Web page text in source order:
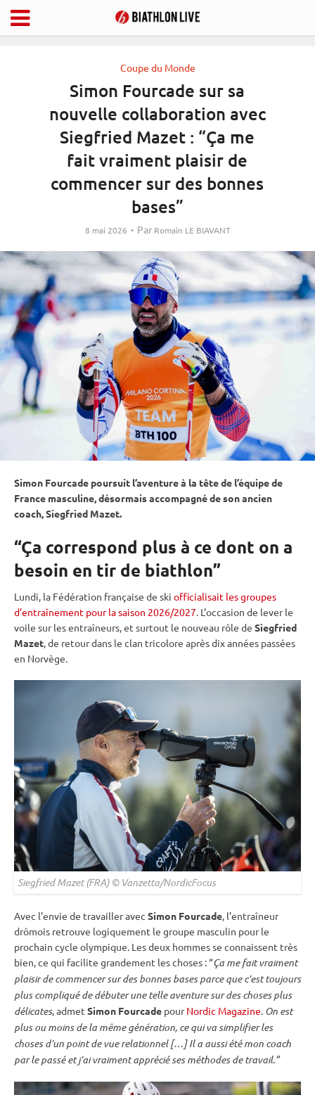
Coupe du Monde
Simon Fourcade sur sa
nouvelle collaboration avec
Siegfried Mazet : “Ça me
fait vraiment plaisir de
commencer sur des bonnes
bases”
8 mai 2026 Par Romain LE BIAVANT
Simon Fourcade poursuit l’aventure à la tête de l’équipe de
France masculine, désormais accompagné de son ancien
coach, Siegfried Mazet.
“Ça correspond plus à ce dont on a
besoin en tir de biathlon”
Lundi, la Fédération française de ski officialisait les groupes
d’entraînement pour la saison 2026/2027. L’occasion de lever le
voile sur les entraîneurs, et surtout le nouveau rôle de Siegfried
Mazet, de retour dans le clan tricolore après dix années passées
en Norvège.
Siegfried Mazet (FRA) © Vanzetta/NordicFocus
Avec l’envie de travailler avec Simon Fourcade, l’entraîneur
drômois retrouve logiquement le groupe masculin pour le
prochain cycle olympique. Les deux hommes se connaissent très
bien, ce qui facilite grandement les choses : “Ça me fait vraiment
plaisir de commencer sur des bonnes bases parce que c’est toujours
plus compliqué de débuter une telle aventure sur des choses plus
délicates, admet Simon Fourcade pourNordic Magazine. On est
plus ou moins de la même génération, ce qui va simplifier les
choses d’un point de vue relationnel […] Il a aussi été mon coach
par le passé et j’ai vraiment apprécié ses méthodes de travail.”